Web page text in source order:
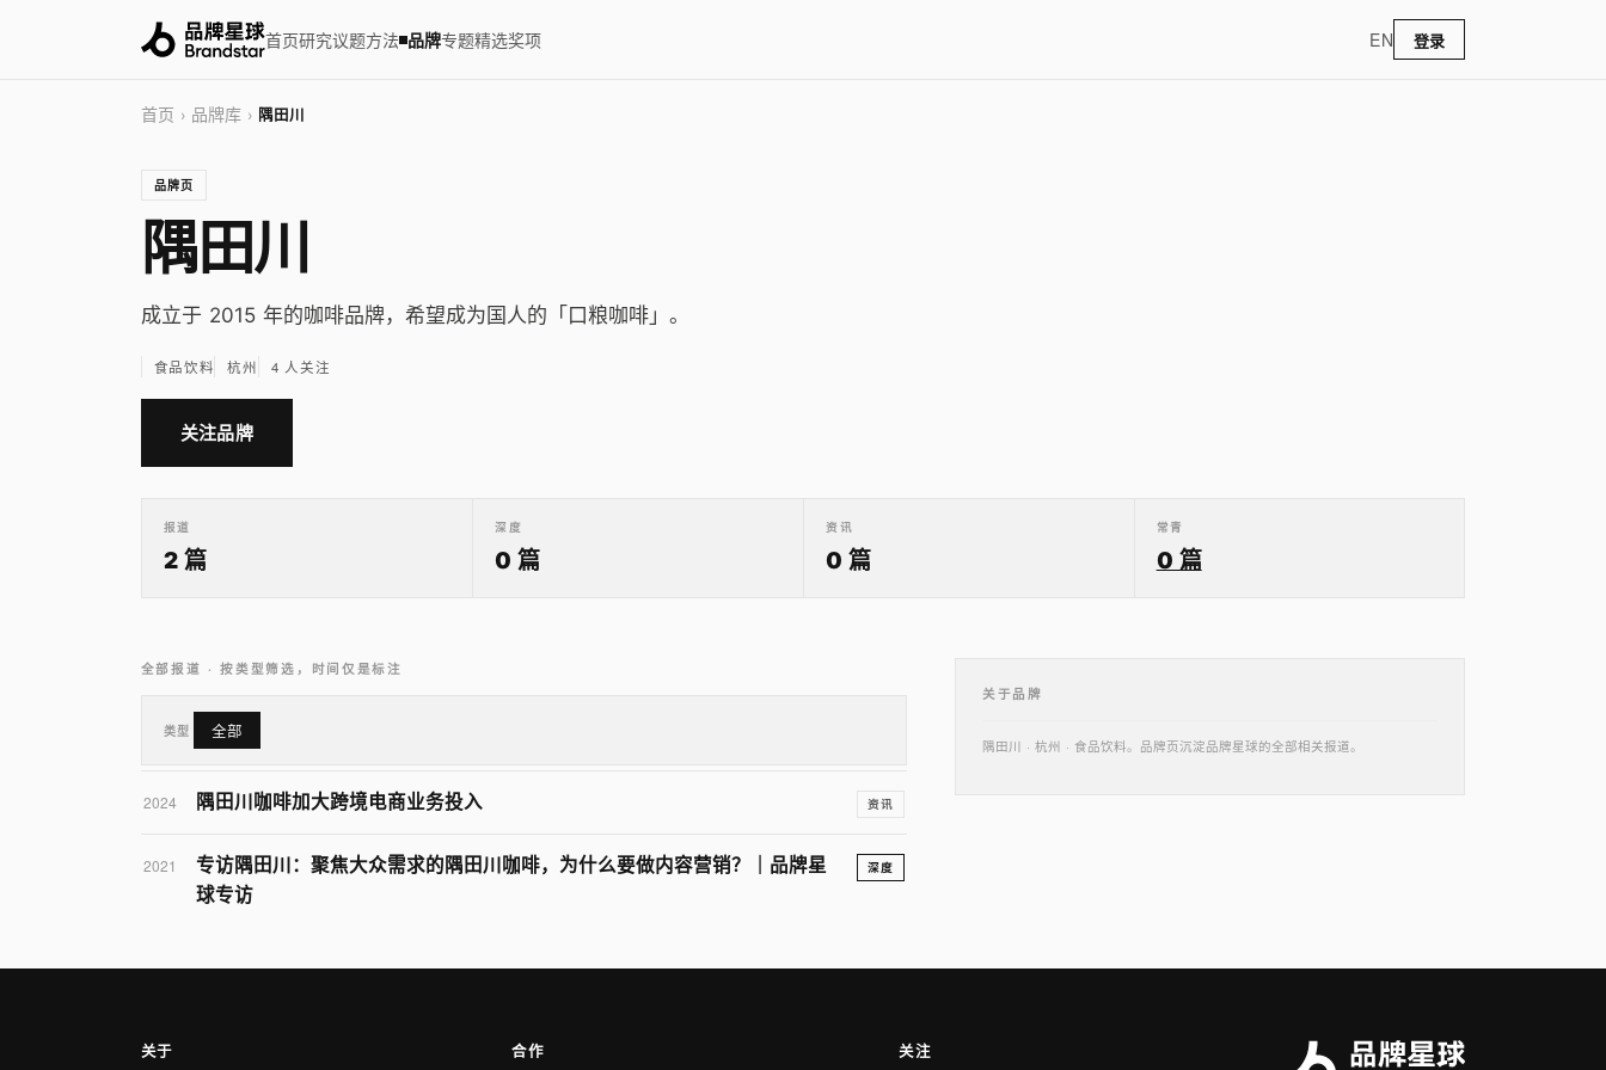
首页研究议题方法 品牌专题精选奖项 EN 登录
首页 › 品牌库› 隅田川
品牌页
隅田川
成立于 2015 年的咖啡品牌，希望成为国人的「口粮咖啡」。
食品饮料 杭州 4 人关注
关注品牌
报道
2 篇
深度
0 篇
资讯
0 篇
常青
0 篇
全部报道 · 按类型筛选，时间仅是标注
类型 全部
2024 隅田川咖啡加大跨境电商业务投入 资讯
2021
专访隅田川：聚焦大众需求的隅田川咖啡，为什么要做内容营销？｜品牌星
球专访
深度
关于品牌
隅田川 · 杭州 · 食品饮料。品牌页沉淀品牌星球的全部相关报道。
关于 合作 关注